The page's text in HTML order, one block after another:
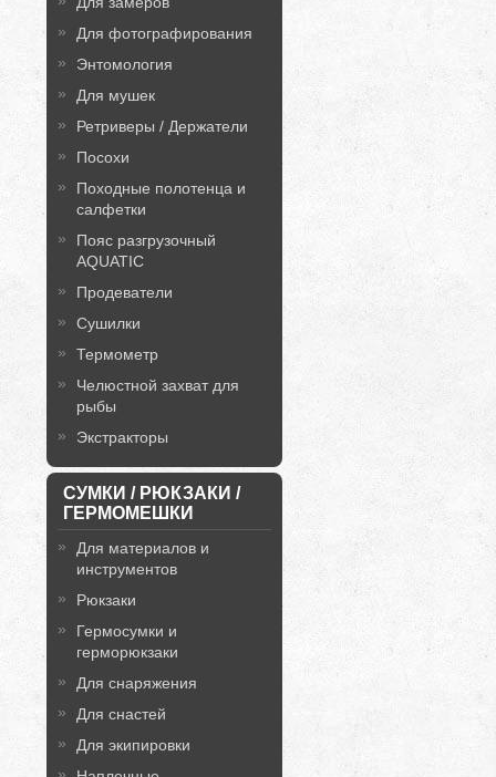
Для фотографирования
Энтомология
Для мушек
Ретриверы / Держатели
Посохи
Походные полотенца и
салфетки
Пояс разгрузочный
AQUATIC
Продеватели
Сушилки
Термометр
Челюстной захват для
рыбы
Экстракторы
СУМКИ / РЮКЗАКИ /
ГЕРМОМЕШКИ
Для материалов и
инструментов
Рюкзаки
Гермосумки и
герморюкзаки
Для снаряжения
Для снастей
Для экипировки